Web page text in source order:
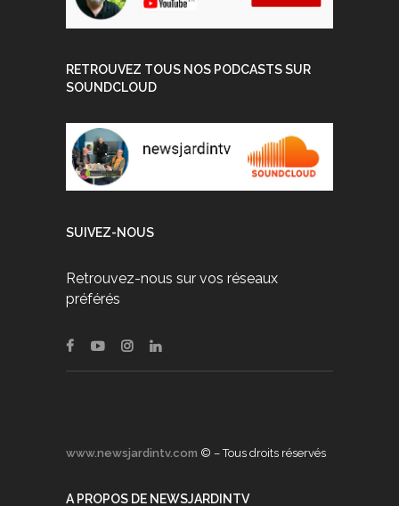
RETROUVEZ TOUS NOS PODCASTS SUR
SOUNDCLOUD
SUIVEZ-NOUS
Retrouvez-nous sur vos réseaux
préférés
www.newsjardintv.com © – Tous droits réservés
A PROPOS DE NEWSJARDINTV